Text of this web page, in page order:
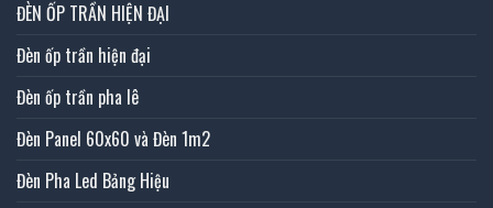
ĐÈN ỐP TRẦN HIỆN ĐẠI
Đèn ốp trần hiện đại
Đèn ốp trần pha lê
Đèn Panel 60x60 và Đèn 1m2
Đèn Pha Led Bảng Hiệu